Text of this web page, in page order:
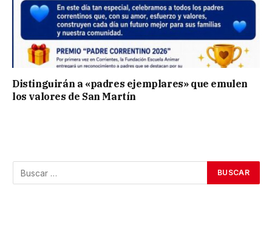
Distinguirán a «padres ejemplares» que emulen
los valores de San Martín